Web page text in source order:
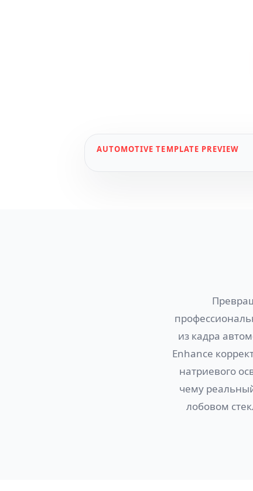
AUTOMOTIVE TEMPLATE PREVIEW
из кадра
Enhance
натриевого
чему
лобовом